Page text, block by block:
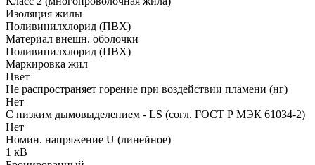
Изоляция жилы
Поливинилхлорид (ПВХ)
Материал внешн. оболочки
Поливинилхлорид (ПВХ)
Маркировка жил
Цвет
Не распространяет горение при воздействии пламени (нг)
Нет
С низким дымовыделением - LS (согл. ГОСТ Р МЭК 61034-2)
Нет
Номин. напряжение U (линейное)
1 кВ